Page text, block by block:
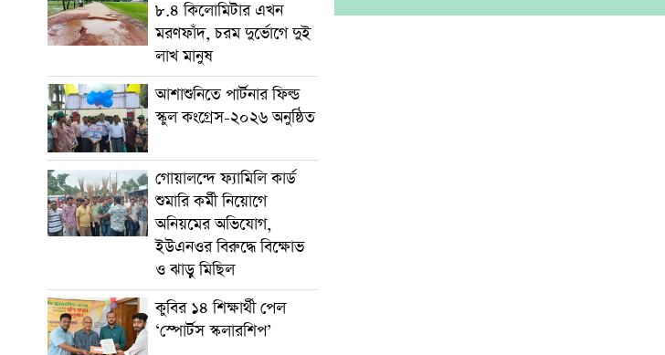
৮.৪ কিলোমিটার এখন
মরণফাঁদ, চরম দুর্ভোগে দুই
লাখ মানুষ
আশাশুনিতে পার্টনার ফিল্ড
স্কুল কংগ্রেস-২০২৬ অনুষ্ঠিত
গোয়ালন্দে ফ্যামিলি কার্ড
শুমারি কর্মী নিয়োগে
অনিয়মের অভিযোগ,
ইউএনওর বিরুদ্ধে বিক্ষোভ
ও ঝাড়ু মিছিল
কুবির ১৪ শিক্ষার্থী পেল
‘স্পোর্টস স্কলারশিপ’